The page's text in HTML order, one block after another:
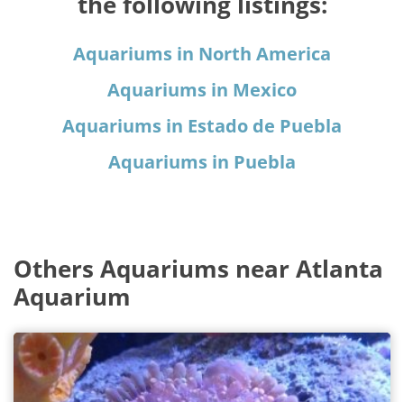
Aquariums in North America
Aquariums in Mexico
Aquariums in Estado de Puebla
Aquariums in Puebla
Others Aquariums near Atlanta
Aquarium